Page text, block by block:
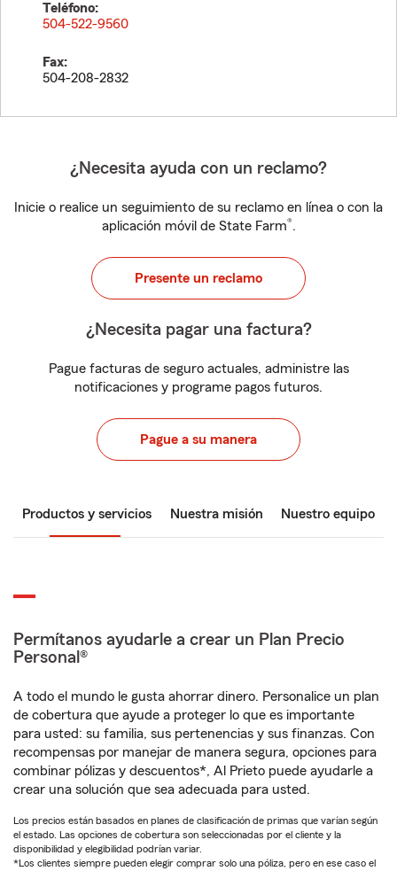
Teléfono:
504-522-9560
Fax:
504-208-2832
¿Necesita ayuda con un reclamo?
Inicie o realice un seguimiento de su reclamo en línea o con la
aplicación móvil de State Farm®.
Presente un reclamo
¿Necesita pagar una factura?
Pague facturas de seguro actuales, administre las
notificaciones y programe pagos futuros.
Pague a su manera
Productos y servicios Nuestra misión Nuestro equipo
Permítanos ayudarle a crear un Plan Precio
Personal®
A todo el mundo le gusta ahorrar dinero. Personalice un plan
de cobertura que ayude a proteger lo que es importante
para usted: su familia, sus pertenencias y sus finanzas. Con
recompensas por manejar de manera segura, opciones para
combinar pólizas y descuentos*, Al Prieto puede ayudarle a
crear una solución que sea adecuada para usted.
Los precios están basados en planes de clasificación de primas que varían según
el estado. Las opciones de cobertura son seleccionadas por el cliente y la
disponibilidad y elegibilidad podrían variar.
*Los clientes siempre pueden elegir comprar solo una póliza, pero en ese caso el